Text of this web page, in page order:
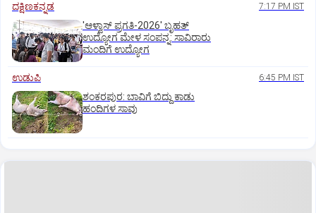
ದಕ್ಷಿಣಕನ್ನಡ 7:17 PM IST
'ಆಳ್ವಾಸ್‌ ಪ್ರಗತಿ-2026' ಬೃಹತ್
ಉದ್ಯೋಗ ಮೇಳ ಸಂಪನ್ನ: ಸಾವಿರಾರು
ಮಂದಿಗೆ ಉದ್ಯೋಗ
ಉಡುಪಿ 6:45 PM IST
ಶಂಕರಪುರ: ಬಾವಿಗೆ ಬಿದ್ದು ಕಾಡು
ಹಂದಿಗಳ ಸಾವು